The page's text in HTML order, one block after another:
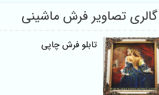
گالری تصاویر فرش ماشینی
تابلو فرش چاپی